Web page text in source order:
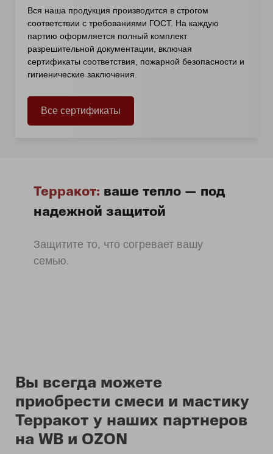
Вся наша продукция производится в строгом
соответствии с требованиями ГОСТ. На каждую
партию оформляется полный комплект
разрешительной документации, включая
сертификаты соответствия, пожарной безопасности и
гигиенические заключения.
Все сертификаты
Терракот: ваше тепло — под
надежной защитой
Защитите то, что согревает вашу
семью.
Вы всегда можете
приобрести смеси и мастику
Терракот у наших партнеров
на WB и OZON